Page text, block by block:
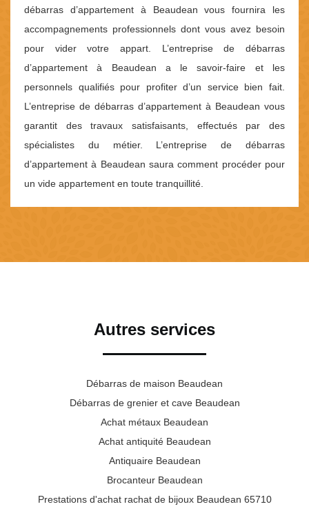
débarras d’appartement à Beaudean vous fournira les
accompagnements professionnels dont vous avez besoin
pour vider votre appart. L’entreprise de débarras
d’appartement à Beaudean a le savoir-faire et les
personnels qualifiés pour profiter d’un service bien fait.
L’entreprise de débarras d’appartement à Beaudean vous
garantit des travaux satisfaisants, effectués par des
spécialistes du métier. L’entreprise de débarras
d’appartement à Beaudean saura comment procéder pour
un vide appartement en toute tranquillité.
Autres services
Débarras de maison Beaudean
Débarras de grenier et cave Beaudean
Achat métaux Beaudean
Achat antiquité Beaudean
Antiquaire Beaudean
Brocanteur Beaudean
Prestations d'achat rachat de bijoux Beaudean 65710